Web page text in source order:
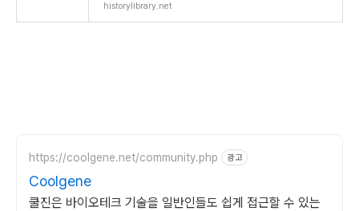
historylibrary.net
https://coolgene.net/community.php 광고
Coolgene
쿨진은 바이오테크 기술을 일반인들도 쉽게 접근할 수 있는